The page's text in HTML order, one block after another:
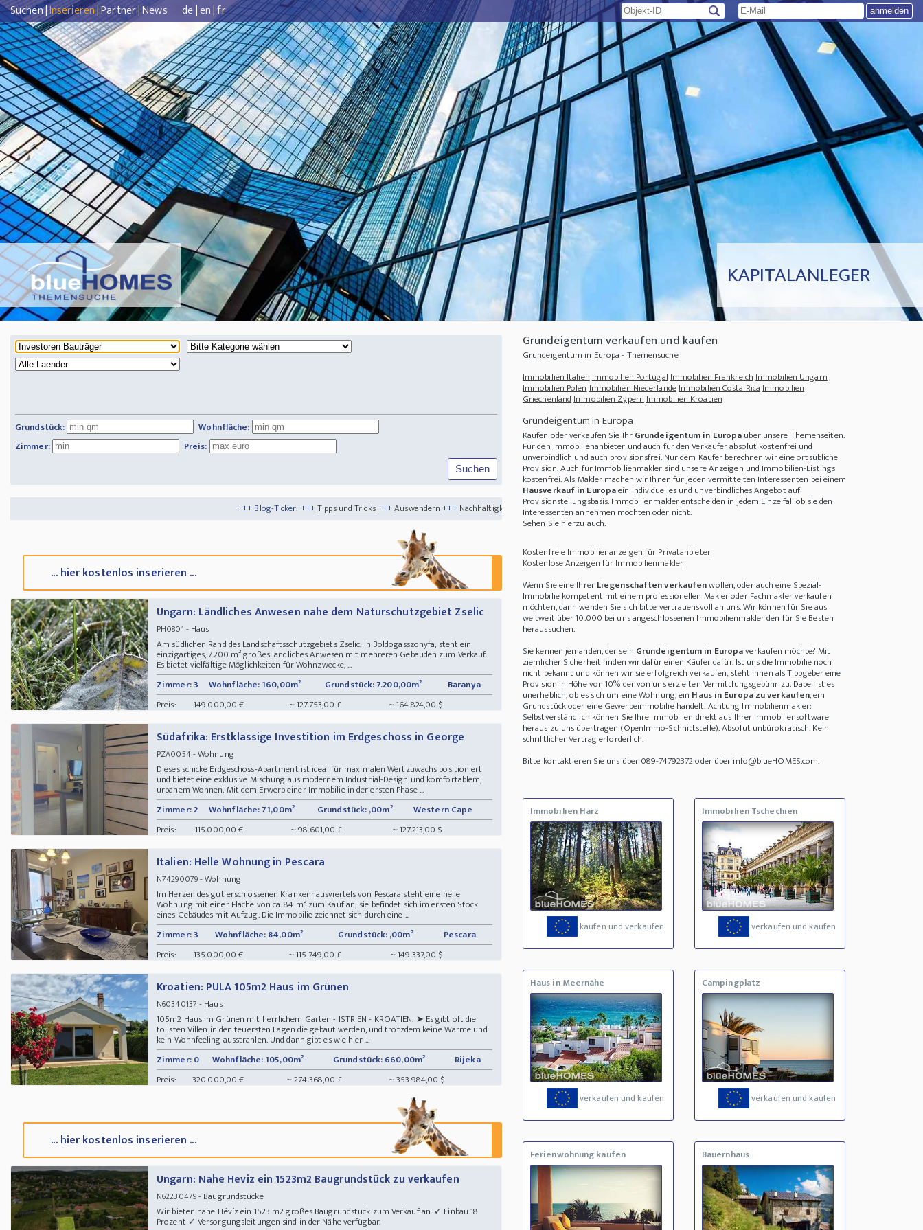
Suchen|Inserieren|Partner|News de|en|fr
KAPITALANLEGER
Grundstück:
Wohnfläche:
Zimmer:
Preis:
+++ Blog-Ticker: +++Tipps und Tricks+++Auswandern+++Nachhaltigkeit+++Urlaub trotz Corona - das sollten Sie wissen!+++Vorweihnachtliche Stimmung in Kanada+++ Wie entwickeln sich Zinsen
... hier kostenlos inserieren ...
Ungarn: Ländliches Anwesen nahe dem Naturschutzgebiet Zselic
PH0801 - Haus
Am südlichen Rand des Landschaftsschutzgebiets Zselic, in Boldogasszonyfa, steht ein
einzigartiges, 7.200 m² großes ländliches Anwesen mit mehreren Gebäuden zum Verkauf.
Es bietet vielfältige Möglichkeiten für Wohnzwecke, ...
Zimmer: 3
Wohnfläche: 160,00m² Grundstück: 7.200,00m²
Baranya
Preis:
149.000,00 € ~ 127.753,00 £ ~ 164.824,00 $
Südafrika: Erstklassige Investition im Erdgeschoss in George
PZA0054- Wohnung
Dieses schicke Erdgeschoss-Apartment ist ideal für maximalen Wertzuwachs positioniert
und bietet eine exklusive Mischung aus modernem Industrial-Design und komfortablem,
urbanem Wohnen. Mit dem Erwerb einer Immobilie in der ersten Phase ...
Zimmer: 2
Wohnfläche: 71,00m² Grundstück: ,00m²
Western Cape
Preis:
115.000,00 € ~ 98.601,00 £ ~ 127.213,00 $
Italien: Helle Wohnung in Pescara
N74290079- Wohnung
Im Herzen des gut erschlossenen Krankenhausviertels von Pescara steht eine helle
Wohnung mit einer Fläche von ca. 84 m² zum Kauf an; sie befindet sich im ersten Stock
eines Gebäudes mit Aufzug. Die Immobilie zeichnet sich durch eine ...
Zimmer: 3
Wohnfläche: 84,00m² Grundstück: ,00m²
Pescara
Preis:
135.000,00 € ~ 115.749,00 £ ~ 149.337,00 $
Kroatien: PULA 105m2 Haus im Grünen
N60340137 - Haus
105m2 Haus im Grünen mit herrlichem Garten - ISTRIEN - KROATIEN. ➤ Es gibt oft die
tollsten Villen in den teuersten Lagen die gebaut werden, und trotzdem keine Wärme und
kein Wohnfeeling ausstrahlen. Und dann gibt es wie hier ...
Zimmer: 0
Wohnfläche: 105,00m² Grundstück: 660,00m²
Rijeka
Preis:
320.000,00 € ~ 274.368,00 £ ~ 353.984,00 $
... hier kostenlos inserieren ...
Ungarn: Nahe Heviz ein 1523m2 Baugrundstück zu verkaufen
N62230479- Baugrundstücke
Wir bieten nahe Hévíz ein 1523 m2 großes Baugrundstück zum Verkauf an. ✓ Einbau 18
Prozent ✓ Versorgungsleitungen sind in der Nähe verfügbar.
Grundeigentum verkaufen und kaufen
Grundeigentum in Europa - Themensuche
Immobilien ItalienImmobilien PortugalImmobilien FrankreichImmobilien Ungarn
Immobilien PolenImmobilien NiederlandeImmobilien Costa RicaImmobilien
GriechenlandImmobilien ZypernImmobilien Kroatien
Grundeigentum in Europa
Kaufen oder verkaufen Sie IhrGrundeigentum in Europaüber unsere Themenseiten.
Für den Immobilienanbieter und auch für den Verkäufer absolut kostenfrei und
unverbindlich und auch provisionsfrei. Nur dem Käufer berechnen wir eine ortsübliche
Provision. Auch für Immobilienmakler sind unsere Anzeigen und Immobilien-Listings
kostenfrei. Als Makler machen wir Ihnen für jeden vermittelten Interessenten bei einem
Hausverkauf in Europaein individuelles und unverbindliches Angebot auf
Provisionsteilungsbasis. Immobilienmakler entscheiden in jedem Einzelfall ob sie den
Interessenten annehmen möchten oder nicht.
Sehen Sie hierzu auch:
Kostenfreie Immobilienanzeigen für Privatanbieter
Kostenlose Anzeigen für Immobilienmakler
Wenn Sie eine IhrerLiegenschaften verkaufenwollen, oder auch eine Spezial-
Immobilie kompetent mit einem professionellen Makler oder Fachmakler verkaufen
möchten, dann wenden Sie sich bitte vertrauensvoll an uns. Wir können für Sie aus
weltweit über 10.000 bei uns angeschlossenen Immobilienmakler den für Sie Besten
heraussuchen.
Sie kennen jemanden, der sein Grundeigentum in Europaverkaufen möchte? Mit
ziemlicher Sicherheit finden wir dafür einen Käufer dafür. Ist uns die Immobilie noch
nicht bekannt und können wir sie erfolgreich verkaufen, steht Ihnen als Tippgeber eine
Provision in Höhe von 10% der von uns erzielten Vermittlungsgebühr zu. Dabei ist es
unerheblich, ob es sich um eine Wohnung, ein Haus in Europa zu verkaufen, ein
Grundstück oder eine Gewerbeimmobilie handelt. Achtung Immobilienmakler:
Selbstverständlich können Sie Ihre Immobilien direkt aus Ihrer Immobiliensoftware
heraus zu uns übertragen (OpenImmo-Schnittstelle). Absolut unbürokratisch. Kein
schriftlicher Vertrag erforderlich.
Bitte kontaktieren Sie uns über 089-74792372 oder über info@blueHOMES.com.
Immobilien Harz
kaufen und verkaufen
Immobilien Tschechien
verkaufen und kaufen
Haus in Meernähe
verkaufen und kaufen
Campingplatz
verkaufen und kaufen
Ferienwohnung kaufen Bauernhaus